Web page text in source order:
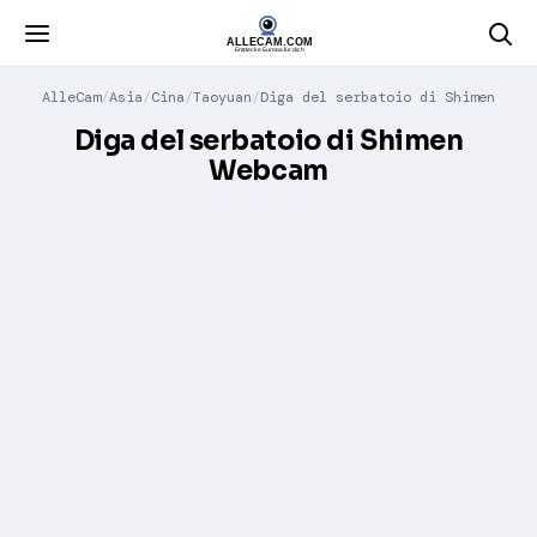
AlleCam Asia Cina Taoyuan Diga del serbatoio di Shimen
Diga del serbatoio di Shimen
Webcam